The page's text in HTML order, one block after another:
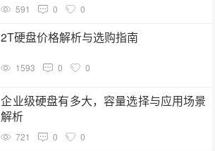
591 0 0
2T硬盘价格解析与选购指南
1593 0 0
企业级硬盘有多大，容量选择与应用场景
解析
721 0 0